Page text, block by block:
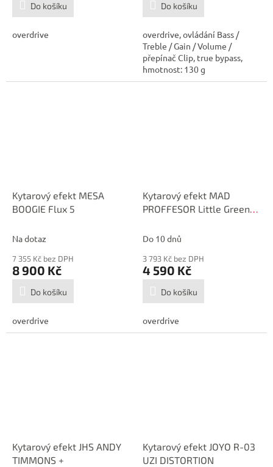
Do košíku
overdrive
Do košíku
overdrive, ovládání Bass /
Treble / Gain / Volume /
přepínač Clip, true bypass,
hmotnost: 130 g
Kytarový efekt MESA
BOOGIE Flux 5
Na dotaz
7 355 Kč bez DPH
8 900 Kč
Do košíku
overdrive
Kytarový efekt MAD
PROFFESOR Little Green
Do 10 dnů
3 793 Kč bez DPH
4 590 Kč
Do košíku
overdrive
Kytarový efekt JHS ANDY
TIMMONS +
Kytarový efekt JOYO R-03
UZI DISTORTION